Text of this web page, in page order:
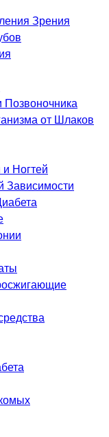
Зрения
от Шлаков
Ногтей
Зависимости